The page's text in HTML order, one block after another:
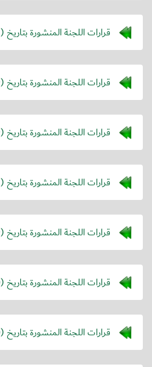
قرارات اللجنة المنشورة بتاريخ (
قرارات اللجنة المنشورة بتاريخ (
قرارات اللجنة المنشورة بتاريخ (
قرارات اللجنة المنشورة بتاريخ (
قرارات اللجنة المنشورة بتاريخ (
قرارات اللجنة المنشورة بتاريخ (
قرارات اللجنة المنشورة بتاريخ (